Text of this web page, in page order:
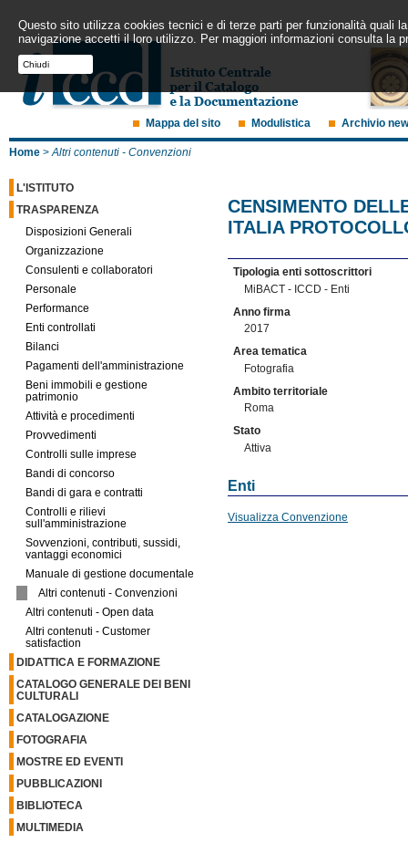
Questo sito utilizza cookies tecnici e di terze parti per funzionalità quali
navigazione accetti il loro utilizzo. Per maggiori informazioni consulta la
Chiudi
Mappa del sito Modulistica Archivio
Home > Altri contenuti - Convenzioni
L'ISTITUTO
TRASPARENZA
Disposizioni Generali
Organizzazione
Consulenti e collaboratori
Personale
Performance
Enti controllati
Bilanci
Pagamenti dell'amministrazione
Beni immobili e gestione
patrimonio
Attività e procedimenti
Provvedimenti
Controlli sulle imprese
Bandi di concorso
Bandi di gara e contratti
Controlli e rilievi
sull'amministrazione
Sovvenzioni, contributi, sussidi,
vantaggi economici
Manuale di gestione documentale
Altri contenuti - Convenzioni
Altri contenuti - Open data
Altri contenuti - Customer
satisfaction
DIDATTICA E FORMAZIONE
CATALOGO GENERALE DEI BENI
CULTURALI
CATALOGAZIONE
FOTOGRAFIA
MOSTRE ED EVENTI
PUBBLICAZIONI
BIBLIOTECA
MULTIMEDIA
CENSIMENTO
ITALIA
Tipologia enti sottoscrittori
MiBACT - ICCD - Enti
Anno firma
2017
Area tematica
Fotografia
Ambito territoriale
Roma
Stato
Attiva
Enti
Visualizza Convenzione